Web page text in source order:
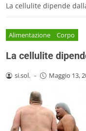
La cellulite dipende
Alimentazione Corpo
La cellulite
si.sol. - Maggio 13,